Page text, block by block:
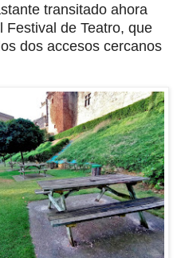
transitado ahora
Festival de Teatro, que
dos accesos cercanos